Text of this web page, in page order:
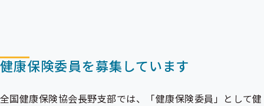
健康保険委員を募集しています
全国健康保険協会長野支部では、「健康保険委員」として健